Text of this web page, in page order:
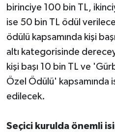
birinciye 100 bin TL,
ise 50 bin TL ödül
ödülü kapsamında kişi
altı kategorisinde
kişi başı 10 bin TL ve
Özel Ödülü' kapsamında
edilecek.
Seçici kurulda önemli